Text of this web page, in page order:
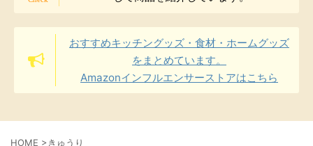
おすすめキッチングッズ・食材・ホームグッズ
をまとめています。
Amazonインフルエンサーストアはこちら
HOME >きゅうり